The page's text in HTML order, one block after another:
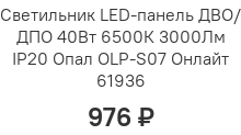
Светильник LED-панель ДВО/
ДПО 40Вт 6500К 3000Лм
IP20 Опал OLP-S07 Онлайт
61936
976 ₽